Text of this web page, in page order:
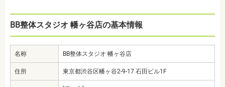
BB整体スタジオ 幡ヶ谷店の基本情報
名称 BB整体スタジオ 幡ヶ谷店
住所 東京都渋谷区幡ヶ谷2-9-17 石田ビル1F